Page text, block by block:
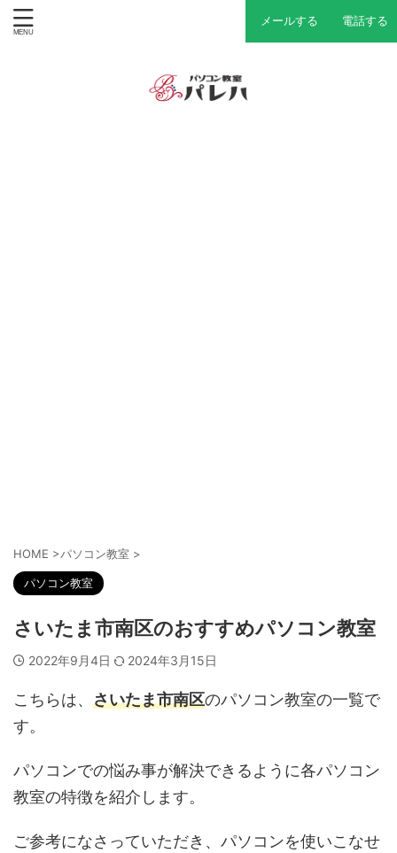
メールする 電話する
HOME >パソコン教室 >
パソコン教室
さいたま市南区のおすすめパソコン教室
2022年9月4日 2024年3月15日
こちらは、 さいたま市南区のパソコン教室の一覧で
す。
パソコンでの悩み事が解決できるように各パソコン
教室の特徴を紹介します。
ご参考になさっていただき、パソコンを使いこなせ